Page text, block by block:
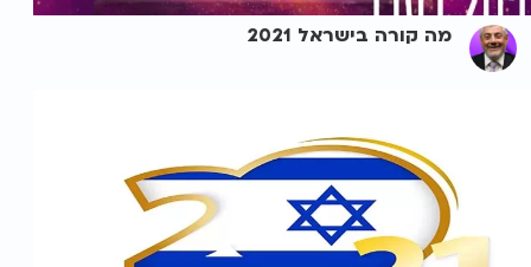
מה קורה בישראל 2021